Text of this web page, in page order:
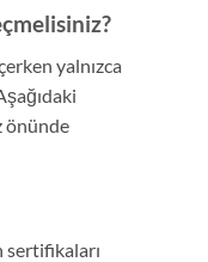
yalnızca
önünde
sertifikaları